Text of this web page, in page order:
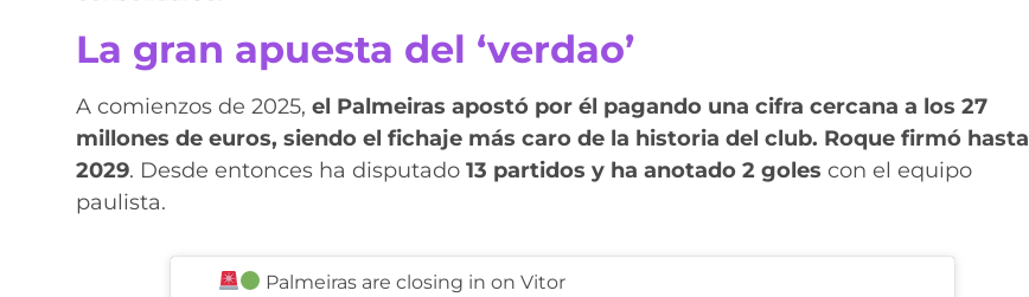
La gran apuesta del ‘verdao’
A comienzos de 2025, el Palmeiras apostó por él pagando una cifra cercana a los 27
millones de euros, siendo el fichaje más caro de la historia del club. Roque firmó hasta
2029. Desde entonces ha disputado 13 partidos y ha anotado 2 goles con el equipo
paulista.
Palmeiras are closing in on Vitor